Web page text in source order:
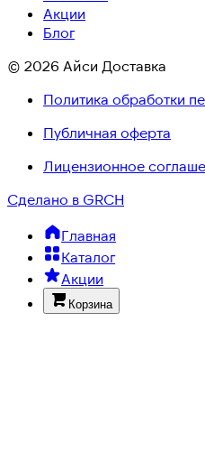
Акции
Блог
© 2026 Айси Доставка
Политика обработки
Публичная оферта
Лицензионное
Сделано в GRCH
Главная
Каталог
Акции
Корзина